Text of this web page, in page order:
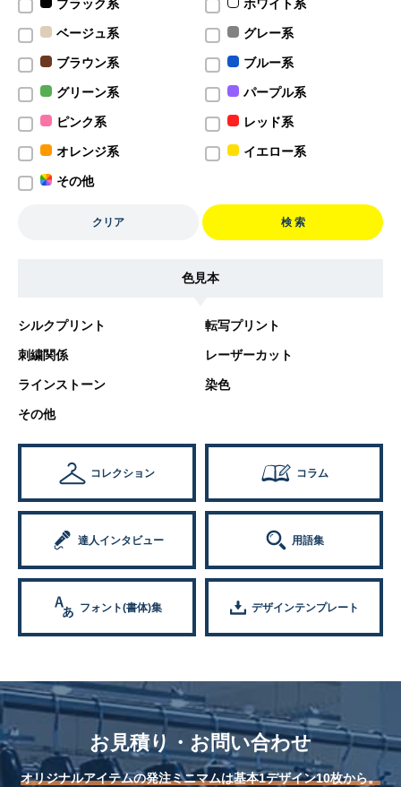
ブラック系 ホワイト系
ベージュ系 グレー系
ブラウン系 ブルー系
グリーン系 パープル系
ピンク系 レッド系
オレンジ系 イエロー系
その他
クリア 検 索
色見本
シルクプリント 転写プリント
刺繍関係 レーザーカット
ラインストーン 染色
その他
コレクション コラム
達人インタビュー 用語集
フォント(書体)集 デザインテンプレート
お見積り・お問い合わせ
オリジナルアイテムの発注ミニマムは基本1デザイン10枚から。